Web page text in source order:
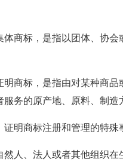
标，是指以团体、协会
标，是指由对某种商品
服务的原产地、原料、制
商标注册和管理的特殊
、法人或者其他组织在生